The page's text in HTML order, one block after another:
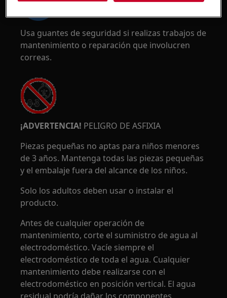
Usa guantes de seguridad si realizas trabajos de
mantenimiento o reparación que involucren
correas.
¡ADVERTENCIA! PELIGRO DE ASFIXIA
Piezas pequeñas no aptas para niños menores
de 3 años. Mantenga todas las piezas pequeñas
y el embalaje fuera del alcance de los niños.
Solo los adultos deben usar o instalar el
producto.
Antes de cualquier operación de
mantenimiento, corte el suministro de agua al
electrodoméstico. Vacíe siempre el
electrodoméstico de toda el agua. Cualquier
mantenimiento debe realizarse con el
electrodoméstico en posición vertical. El agua